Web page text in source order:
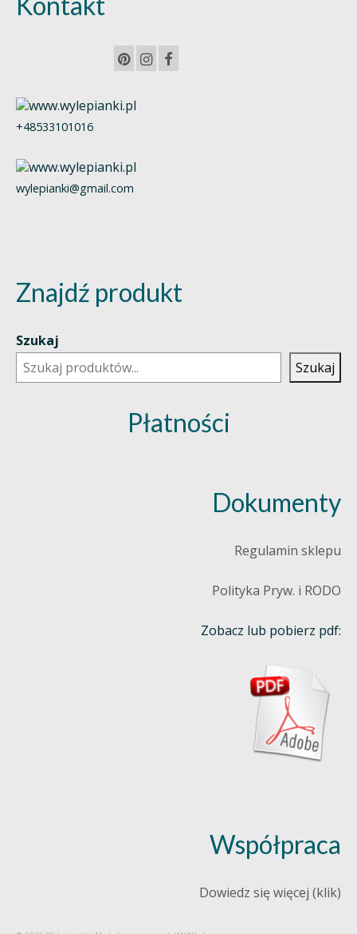
+48533101016
wylepianki@gmail.com
Znajdź produkt
Szukaj
Szukaj
Płatności
Dokumenty
Regulamin sklepu
Polityka Pryw. i RODO
Zobacz lub pobierz pdf:
Współpraca
Dowiedz się więcej (klik)